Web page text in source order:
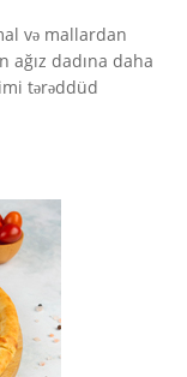
və mallardan
ağız dadına daha
tərəddüd